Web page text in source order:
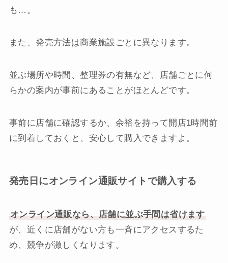
も…。
また、発売方法は商業施設ごとに異なります。
並ぶ場所や時間、整理券の有無など、店舗ごとに何
らかの案内が事前にあることがほとんどです。
事前に店舗に確認するか、余裕を持って開店1時間前
に到着しておくと、安心して購入できますよ。
発売日にオンライン通販サイトで購入する
オンライン通販なら、店舗に並ぶ手間は省けます
が、近くに店舗がない方も一斉にアクセスするた
め、競争が激しくなります。